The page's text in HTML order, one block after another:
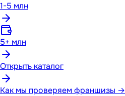
1-5 млн
5+ млн
Открыть каталог
Как мы проверяем франшизы →